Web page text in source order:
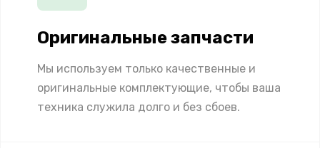
Оригинальные запчасти
Мы используем только качественные и
оригинальные комплектующие, чтобы ваша
техника служила долго и без сбоев.